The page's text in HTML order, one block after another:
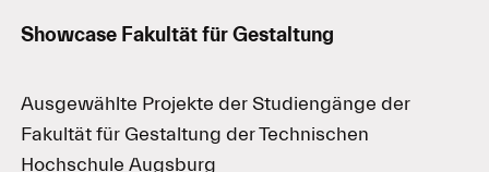
Showcase Fakultät für Gestaltung
Ausgewählte Projekte der Studiengänge der
Fakultät für Gestaltung der Technischen
Hochschule Augsburg